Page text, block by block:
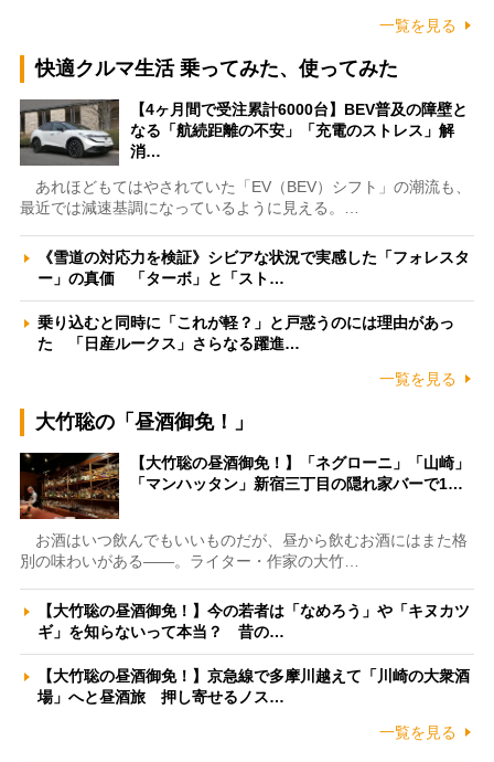
一覧を見る
快適クルマ生活 乗ってみた、使ってみた
【4ヶ月間で受注累計6000台】BEV普及の障壁と
なる「航続距離の不安」「充電のストレス」解
消…
あれほどもてはやされていた「EV（BEV）シフト」の潮流も、
最近では減速基調になっているように見える。…
《雪道の対応力を検証》シビアな状況で実感した「フォレスタ
ー」の真価 「ターボ」と「スト…
乗り込むと同時に「これが軽？」と戸惑うのには理由があっ
た 「日産ルークス」さらなる躍進…
一覧を見る
大竹聡の「昼酒御免！」
【大竹聡の昼酒御免！】「ネグローニ」「山崎」
「マンハッタン」新宿三丁目の隠れ家バーで1…
お酒はいつ飲んでもいいものだが、昼から飲むお酒にはまた格
別の味わいがある――。ライター・作家の大竹…
【大竹聡の昼酒御免！】今の若者は「なめろう」や「キヌカツ
ギ」を知らないって本当？ 昔の…
【大竹聡の昼酒御免！】京急線で多摩川越えて「川崎の大衆酒
場」へと昼酒旅 押し寄せるノス…
一覧を見る